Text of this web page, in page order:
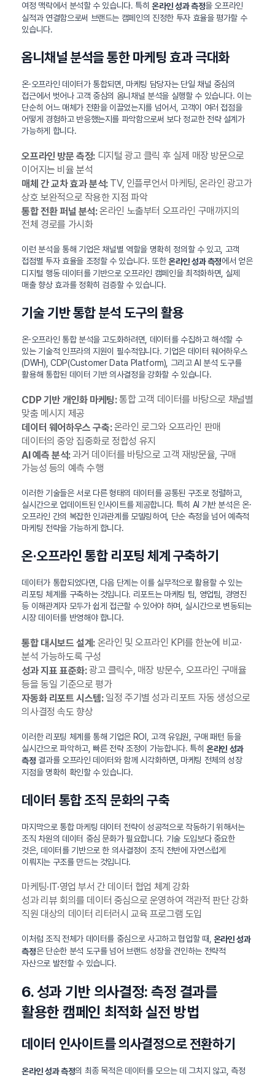
여정 맥락에서 분석할 수 있습니다. 특히온라인 성과 측정을 오프라인
실적과 연결함으로써 브랜드는 캠페인의 진정한 투자 효율을 평가할 수
있습니다.
옴니채널 분석을 통한 마케팅 효과 극대화
온·오프라인 데이터가 통합되면, 마케팅 담당자는 단일 채널 중심의
접근에서 벗어나 고객 중심의 옴니채널 분석을 실행할 수 있습니다. 이는
단순히 어느 매체가 전환을 이끌었는지를 넘어서, 고객이 여러 접점을
어떻게 경험하고 반응했는지를 파악함으로써 보다 정교한 전략 설계가
가능하게 합니다.
오프라인 방문 측정:디지털 광고 클릭 후 실제 매장 방문으로
이어지는 비율 분석
매체 간 교차 효과 분석:TV, 인플루언서 마케팅, 온라인 광고가
상호 보완적으로 작용한 지점 파악
통합 전환 퍼널 분석:온라인 노출부터 오프라인 구매까지의
전체 경로를 가시화
이런 분석을 통해 기업은 채널별 역할을 명확히 정의할 수 있고, 고객
접점별 투자 효율을 조정할 수 있습니다. 또한온라인 성과 측정에서 얻은
디지털 행동 데이터를 기반으로 오프라인 캠페인을 최적화하면, 실제
매출 향상 효과를 정확히 검증할 수 있습니다.
기술 기반 통합 분석 도구의 활용
온·오프라인 통합 분석을 고도화하려면, 데이터를 수집하고 해석할 수
있는 기술적 인프라의 지원이 필수적입니다. 기업은 데이터 웨어하우스
(DWH), CDP(Customer Data Platform), 그리고 AI 분석 도구를
활용해 통합된 데이터 기반 의사결정을 강화할 수 있습니다.
CDP 기반 개인화 마케팅:통합 고객 데이터를 바탕으로 채널별
맞춤 메시지 제공
데이터 웨어하우스 구축:온라인 로그와 오프라인 판매
데이터의 중앙 집중화로 정합성 유지
AI 예측 분석:과거 데이터를 바탕으로 고객 재방문율, 구매
가능성 등의 예측 수행
이러한 기술들은 서로 다른 형태의 데이터를 공통된 구조로 정렬하고,
실시간으로 업데이트된 인사이트를 제공합니다. 특히 AI 기반 분석은 온·
오프라인 간의 복잡한 인과관계를 모델링하여, 단순 측정을 넘어 예측적
마케팅 전략을 가능하게 합니다.
온·오프라인 통합 리포팅 체계 구축하기
데이터가 통합되었다면, 다음 단계는 이를 실무적으로 활용할 수 있는
리포팅 체계를 구축하는 것입니다. 리포트는 마케팅 팀, 영업팀, 경영진
등 이해관계자 모두가 쉽게 접근할 수 있어야 하며, 실시간으로 변동되는
시장 데이터를 반영해야 합니다.
통합 대시보드 설계:온라인 및 오프라인 KPI를 한눈에 비교·
분석 가능하도록 구성
성과 지표 표준화:광고 클릭수, 매장 방문수, 오프라인 구매율
등을 동일 기준으로 평가
자동화 리포트 시스템:일정 주기별 성과 리포트 자동 생성으로
의사결정 속도 향상
이러한 리포팅 체계를 통해 기업은 ROI, 고객 유입원, 구매 패턴 등을
실시간으로 파악하고, 빠른 전략 조정이 가능합니다. 특히온라인 성과
측정 결과를 오프라인 데이터와 함께 시각화하면, 마케팅 전체의 성장
지점을 명확히 확인할 수 있습니다.
데이터 통합 조직 문화의 구축
마지막으로 통합 마케팅 데이터 전략이 성공적으로 작동하기 위해서는
조직 차원의 데이터 중심 문화가 필요합니다. 기술 도입보다 중요한
것은, 데이터를 기반으로 한 의사결정이 조직 전반에 자연스럽게
이뤄지는 구조를 만드는 것입니다.
마케팅·IT·영업 부서 간 데이터 협업 체계 강화
성과 리뷰 회의를 데이터 중심으로 운영하여 객관적 판단 강화
직원 대상의 데이터 리터러시 교육 프로그램 도입
이처럼 조직 전체가 데이터를 중심으로 사고하고 협업할 때, 온라인 성과
측정은 단순한 분석 도구를 넘어 브랜드 성장을 견인하는 전략적
자산으로 발전할 수 있습니다.
6. 성과 기반 의사결정: 측정 결과를
활용한 캠페인 최적화 실전 방법
데이터 인사이트를 의사결정으로 전환하기
온라인 성과 측정의 최종 목적은 데이터를 모으는 데 그치지 않고, 측정